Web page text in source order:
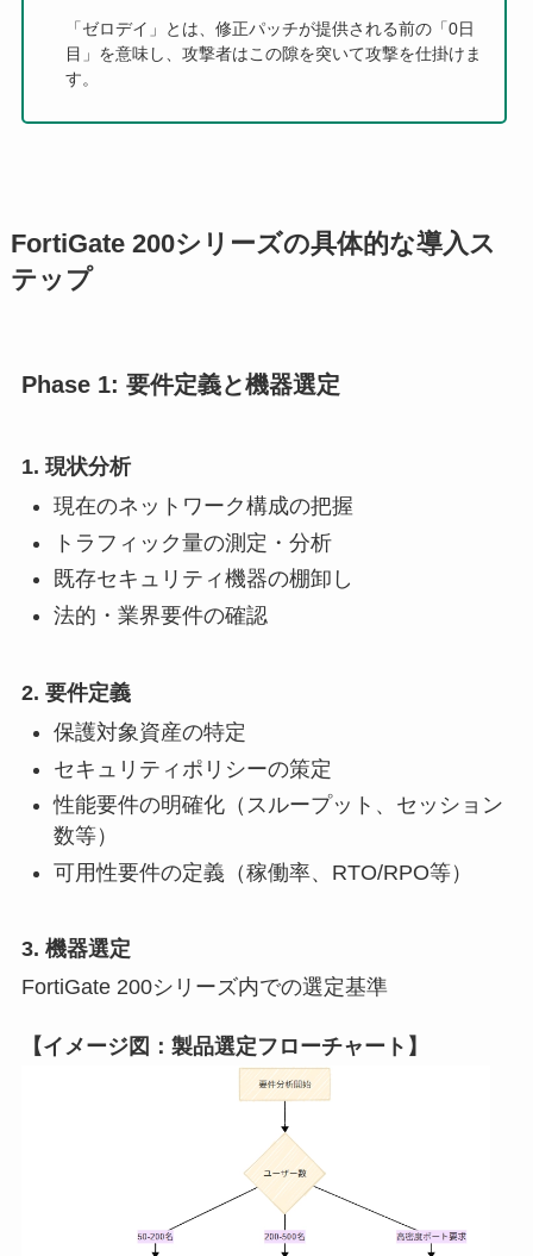
「ゼロデイ」とは、修正パッチが提供される前の「0日
目」を意味し、攻撃者はこの隙を突いて攻撃を仕掛けま
す。
FortiGate 200シリーズの具体的な導入ス
テップ
Phase 1: 要件定義と機器選定
1. 現状分析
現在のネットワーク構成の把握
トラフィック量の測定・分析
既存セキュリティ機器の棚卸し
法的・業界要件の確認
2. 要件定義
保護対象資産の特定
セキュリティポリシーの策定
性能要件の明確化（スループット、セッション
数等）
可用性要件の定義（稼働率、RTO/RPO等）
3. 機器選定
FortiGate 200シリーズ内での選定基準
【イメージ図：製品選定フローチャート】